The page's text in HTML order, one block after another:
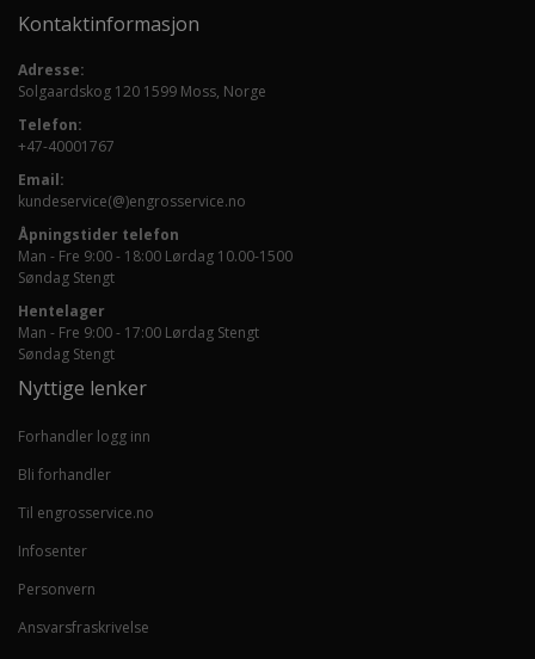
Kontaktinformasjon
Adresse:
Solgaardskog 120 1599 Moss, Norge
Telefon:
+47-40001767
Email:
kundeservice(@)engrosservice.no
Åpningstider telefon
Man - Fre 9:00 - 18:00 Lørdag 10.00-1500
Søndag Stengt
Hentelager
Man - Fre 9:00 - 17:00 Lørdag Stengt
Søndag Stengt
Nyttige lenker
Forhandler logg inn
Bli forhandler
Til engrosservice.no
Infosenter
Personvern
Ansvarsfraskrivelse